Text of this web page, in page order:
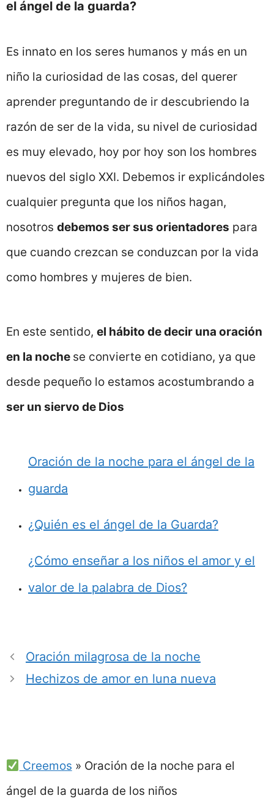
el ángel de la guarda?
Es innato en los seres humanos y más en un
niño la curiosidad de las cosas, del querer
aprender preguntando de ir descubriendo la
razón de ser de la vida, su nivel de curiosidad
es muy elevado, hoy por hoy son los hombres
nuevos del siglo XXI. Debemos ir explicándoles
cualquier pregunta que los niños hagan,
nosotros debemos ser sus orientadores para
que cuando crezcan se conduzcan por la vida
como hombres y mujeres de bien.
En este sentido, el hábito de decir una oración
en la noche se convierte en cotidiano, ya que
desde pequeño lo estamos acostumbrando a
ser un siervo de Dios
Oración de la noche para el ángel de la
guarda
¿Quién es el ángel de la Guarda?
¿Cómo enseñar a los niños el amor y el
valor de la palabra de Dios?
Oración milagrosa de la noche
Hechizos de amor en luna nueva
Creemos » Oración de la noche para el
ángel de la guarda de los niños